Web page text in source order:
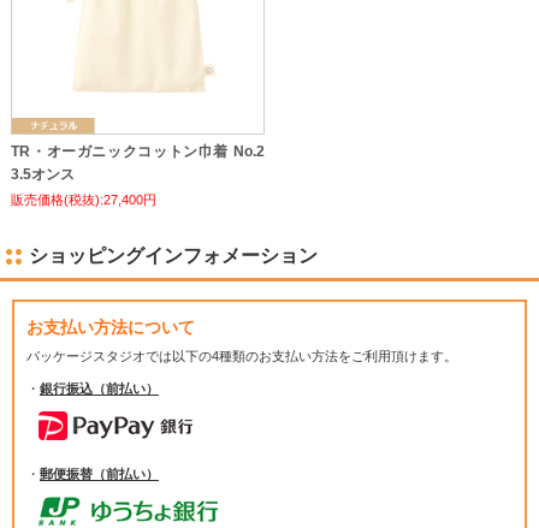
TR・オーガニックコットン巾着 No.2
3.5オンス
販売価格(税抜):27,400円
ショッピングインフォメーション
お支払い方法について
パッケージスタジオでは以下の4種類のお支払い方法をご利用頂けます。
・ 銀行振込（前払い）
・ 郵便振替（前払い）